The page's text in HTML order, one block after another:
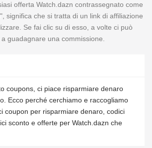
offerta Watch.dazn contrassegnato come
significa che si tratta di un link di affiliazione
Se fai clic su di esso, a volte ci può
guadagnare una commissione.
coupons, ci piace risparmiare denaro
Ecco perché cerchiamo e raccogliamo
coupon per risparmiare denaro, codici
sconto e offerte per Watch.dazn che